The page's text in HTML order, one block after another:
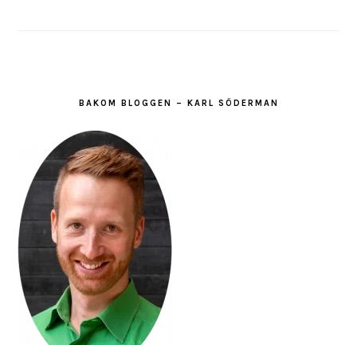
BAKOM BLOGGEN – KARL SÖDERMAN